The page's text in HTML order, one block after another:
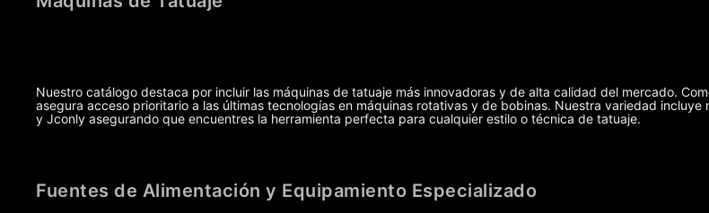
Nuestro catálogo destaca por incluir las máquinas de tatuaje más innovadoras y de alta calidad del mercado.
asegura acceso prioritario a las últimas tecnologías en máquinas rotativas y de bobinas. Nuestra variedad
y Jconly asegurando que encuentres la herramienta perfecta para cualquier estilo o técnica de tatuaje.
Fuentes de Alimentación y Equipamiento Especializado